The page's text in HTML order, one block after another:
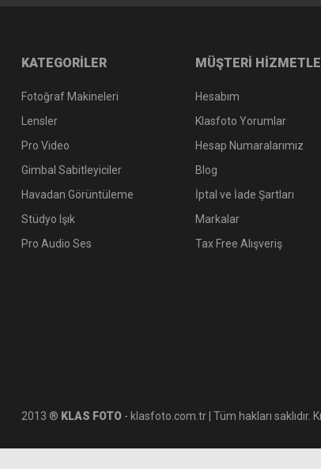
KATEGORİLER
Fotoğraf Makineleri
Lensler
Pro Video
Gimbal Sabitleyiciler
Havadan Görüntüleme
Stüdyo Işık
Pro Audio Ses
MÜŞTERİ
Hesabım
Klasfoto Yorumlar
Hesap Numaralarımız
Blog
İptal ve İade Şartları
Markalar
Tax Free Alışveriş
2013 ® KLAS FOTO - klasfoto.com.tr | Tüm hakları saklıdır.